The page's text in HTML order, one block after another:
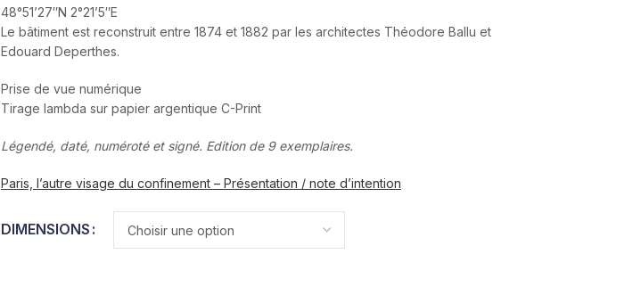
48°51’27″N 2°21’5″E
Le bâtiment est reconstruit entre 1874 et 1882 par les architectes Théodore Ballu et
Edouard Deperthes.
Prise de vue numérique
Tirage lambda sur papier argentique C-Print
Légendé, daté, numéroté et signé. Edition de 9 exemplaires.
Paris, l’autre visage du confinement – Présentation / note d’intention
DIMENSIONS